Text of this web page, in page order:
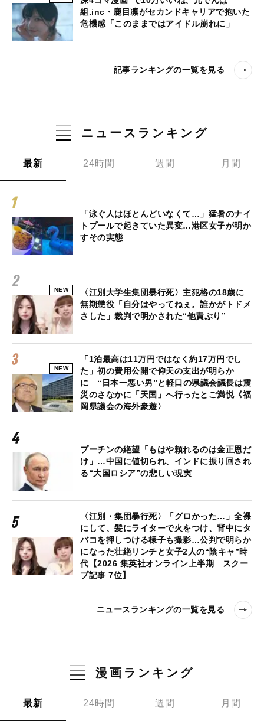
組.inc・鹿目凛がセカンドキャリアで抱いた
危機感「このままではアイドル崩れに」
記事ランキングの一覧を見る
ニュースランキング
最新 24時間 週間 月間
「泳ぐ人はほとんどいなくて…」猛暑のナイ
トプールで起きていた異変…港区女子が明か
すその実態
NEW
〈江別大学生集団暴行死〉主犯格の18歳に
無期懲役「自分はやってねぇ。誰かがトドメ
さした」裁判で明かされた“他責ぶり”
NEW
「1泊最高は11万円ではなく約17万円でし
た」初の費用公開で仰天の支出が明らか
に “日本一悪い男”と軽口の県議会議長は震
災のさなかに「天国」へ行ったとご満悦《福
岡県議会の海外豪遊〉
プーチンの絶望「もはや頼れるのは金正恩だ
け」…中国に値切られ、インドに振り回され
る“大国ロシア”の悲しい現実
〈江別・集団暴行死〉「グロかった…」全裸
にして、髪にライターで火をつけ、背中にタ
バコを押しつける様子も撮影…公判で明らか
になった壮絶リンチと女子2人の“陰キャ”時
代【2026 集英社オンライン上半期 スクー
プ記事 7位】
ニュースランキングの一覧を見る
漫画ランキング
最新 24時間 週間 月間